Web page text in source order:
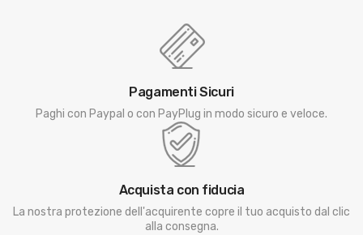
Pagamenti Sicuri
Paghi con Paypal o con PayPlug in modo sicuro e veloce.
Acquista con fiducia
La nostra protezione dell'acquirente copre il tuo acquisto dal clic
alla consegna.